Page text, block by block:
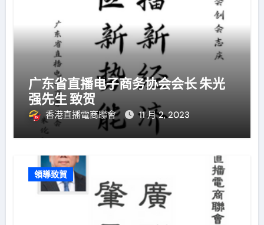
广东省直播电子商务协会会长 朱光
强先生 致贺
香港直播電商聯會 11 月 2, 2023
領導致賀